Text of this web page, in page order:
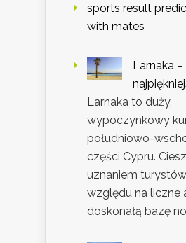
sports result
with mates
Larnaka –
Larnaka to duży,
wypoczynkowy
południowo-
części Cypru.
uznaniem
względu na liczne
doskonałą bazę